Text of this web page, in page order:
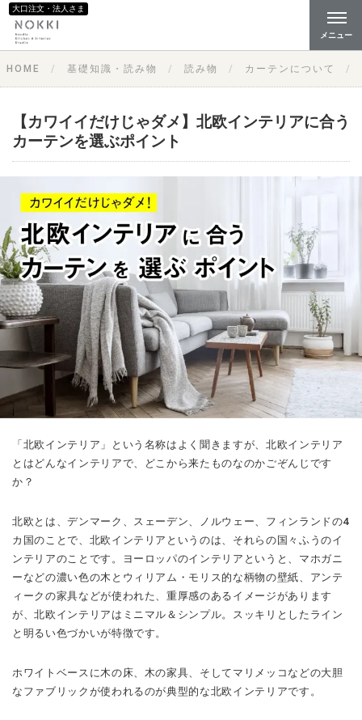
大口注文・法人さま
メニュー
HOME 基礎知識・読み物 読み物 カーテンについて
【カワイイだけじゃダメ】北欧インテリアに合う
カーテンを選ぶポイント
「北欧インテリア」という名称はよく聞きますが、北欧インテリア
とはどんなインテリアで、どこから来たものなのかごぞんじです
か？
北欧とは、デンマーク、スェーデン、ノルウェー、フィンランドの4
カ国のことで、北欧インテリアというのは、それらの国々ふうのイ
ンテリアのことです。ヨーロッパのインテリアというと、マホガニ
ーなどの濃い色の木とウィリアム・モリス的な柄物の壁紙、アンテ
ィークの家具などが使われた、重厚感のあるイメージがあります
が、北欧インテリアはミニマル＆シンプル。スッキリとしたライン
と明るい色づかいが特徴です。
ホワイトベースに木の床、木の家具、そしてマリメッコなどの大胆
なファブリックが使われるのが典型的な北欧インテリアです。